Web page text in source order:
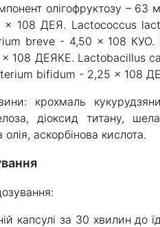
олігофруктозу – 63
x 108 ДЕЯ. Lactococcus
breve - 4,50 x 108
x 108 ДЕЯКЕ. Lactobacillus
bifidum - 2,25 x 108
крохмаль
діоксид титану,
аскорбінова кислота.
капсулі за 30 хвилин до